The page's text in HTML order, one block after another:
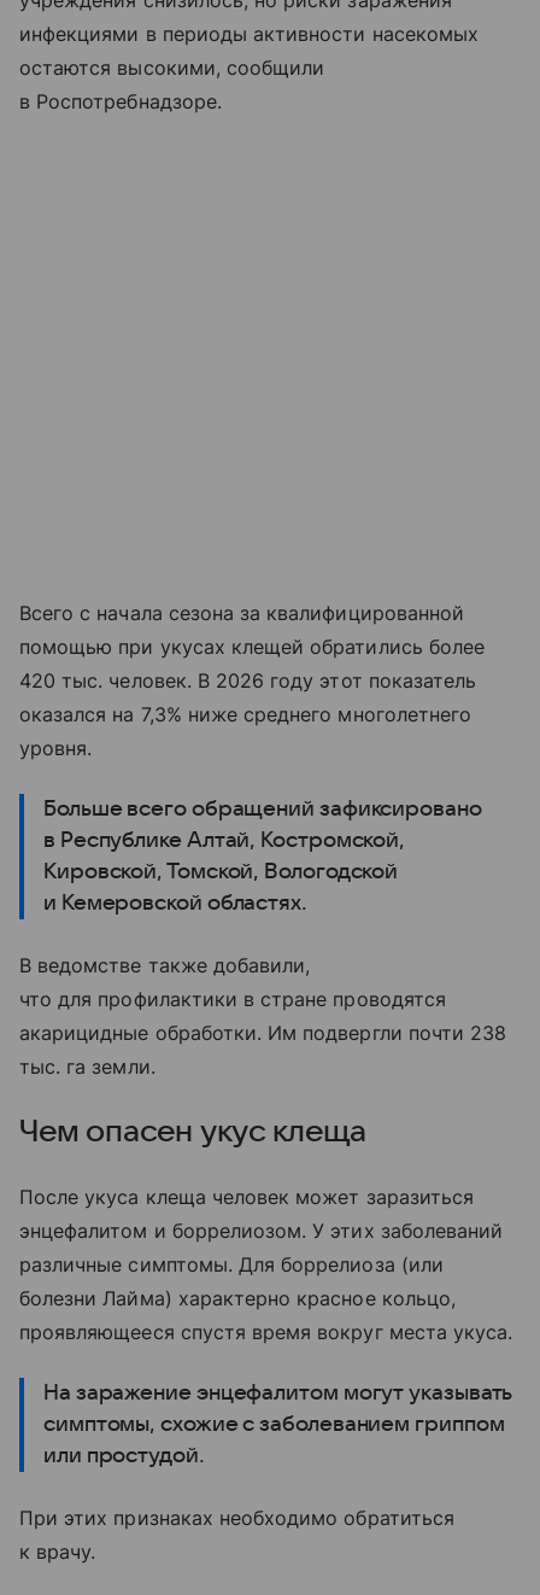
инфекциями в периоды активности насекомых
остаются высокими, сообщили
в Роспотребнадзоре.
Всего с начала сезона за квалифицированной
помощью при укусах клещей обратились более
420 тыс. человек. В 2026 году этот показатель
оказался на 7,3% ниже среднего многолетнего
уровня.
Больше всего обращений зафиксировано
в Республике Алтай, Костромской,
Кировской, Томской, Вологодской
и Кемеровской областях.
В ведомстве также добавили,
что для профилактики в стране проводятся
акарицидные обработки. Им подвергли почти 238
тыс. га земли.
Чем опасен укус клеща
После укуса клеща человек может заразиться
энцефалитом и боррелиозом. У этих заболеваний
различные симптомы. Для боррелиоза (или
болезни Лайма) характерно красное кольцо,
проявляющееся спустя время вокруг места укуса.
На заражение энцефалитом могут указывать
симптомы, схожие с заболеванием гриппом
или простудой.
При этих признаках необходимо обратиться
к врачу.